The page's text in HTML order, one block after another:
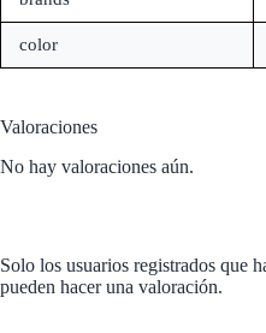
color
Valoraciones
No hay valoraciones aún.
Solo los usuarios registrados que
pueden hacer una valoración.